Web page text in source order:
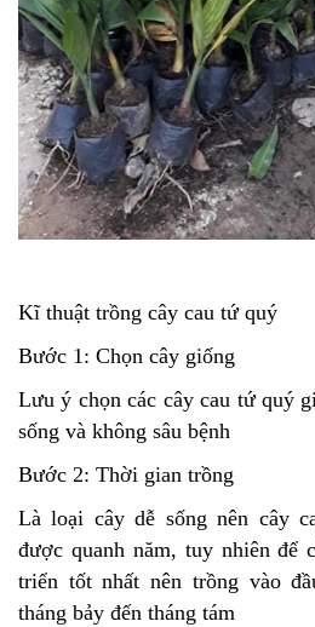
Kĩ thuật trồng cây cau tứ quý
Bước 1: Chọn cây giống
Lưu ý chọn các cây cau tứ quý
sống và không sâu bệnh
Bước 2: Thời gian trồng
Là loại cây dễ sống nên cây
được quanh năm, tuy nhiên để
triển tốt nhất nên trồng vào
tháng bảy đến tháng tám